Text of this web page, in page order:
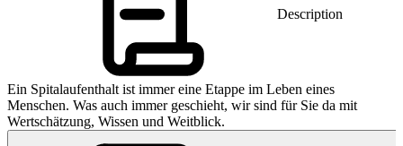
Description
Ein Spitalaufenthalt ist immer eine Etappe im Leben eines
Menschen. Was auch immer geschieht, wir sind für Sie da mit
Wertschätzung, Wissen und Weitblick.